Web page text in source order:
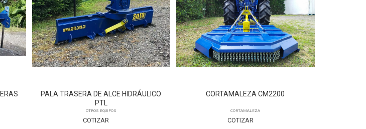
PALA TRASERA DE ALCE HIDRÁULICO
PTL
OTROS EQUIPOS
COTIZAR
CORTAMALEZA CM2200
CORTAMALEZA
COTIZAR